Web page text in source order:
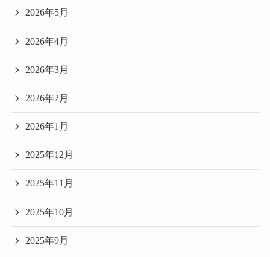
2026年5月
2026年4月
2026年3月
2026年2月
2026年1月
2025年12月
2025年11月
2025年10月
2025年9月